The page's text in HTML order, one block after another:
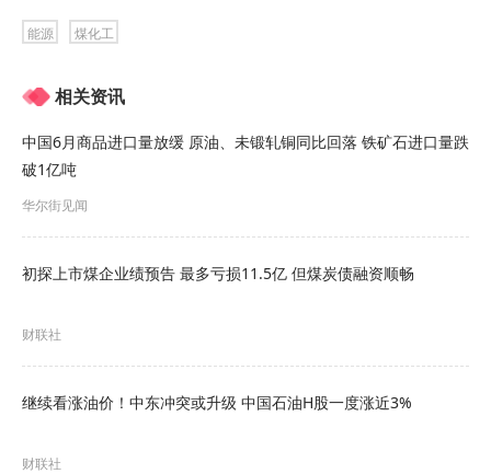
稳增长工作方案（2025－2026年）》（以下简称
《工作方案》）。为做好《工作方案》贯彻实施，
一、《工作方案》出台背景是什么
业，经济总量大、产业关联度高，事关工业稳定增
球最大的石化化工产品生产国和消费国，2024年石
烯、合成树脂等20多类基础化学品产品产能居世界
能源 煤化工
相关资讯
中国6月商品进口量放缓 原油、未锻轧铜同比回落 铁矿石进口量跌
破1亿吨
华尔街见闻
初探上市煤企业绩预告 最多亏损11.5亿 但煤炭债融资顺畅
财联社
继续看涨油价！中东冲突或升级 中国石油H股一度涨近3%
财联社